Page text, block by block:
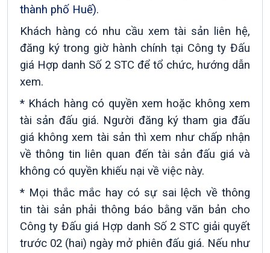
thành phố Huế).
Khách hàng có nhu cầu xem tài sản liên hệ,
đăng ký trong giờ hành chính tại Công ty Đấu
giá Hợp danh Số 2 STC để tổ chức, hướng dẫn
xem.
* Khách hàng có quyền xem hoặc không xem
tài sản đấu giá. Người đăng ký tham gia đấu
giá không xem tài sản thì xem như chấp nhận
về thông tin liên quan đến tài sản đấu giá và
không có quyền khiếu nại về việc này.
* Mọi thắc mắc hay có sự sai lệch về thông
tin tài sản phải thông báo bằng văn bản cho
Công ty Đấu giá Hợp danh Số 2 STC giải quyết
trước 02 (hai) ngày mở phiên đấu giá. Nếu như